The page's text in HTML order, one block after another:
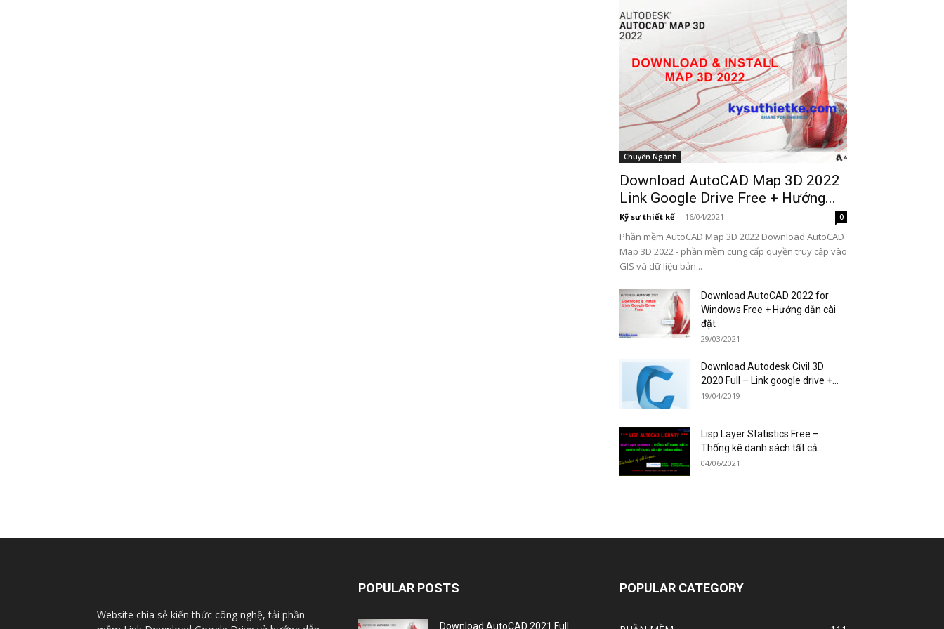
Chuyên Ngành
Download AutoCAD Map 3D 2022
Link Google Drive Free + Hướng...
Kỹ sư thiết kế - 16/04/2021 0
Phần mềm AutoCAD Map 3D 2022 Download AutoCAD
Map 3D 2022 - phần mềm cung cấp quyền truy cập vào
GIS và dữ liệu bản...
Download AutoCAD 2022 for
Windows Free + Hướng dẫn cài
đặt
29/03/2021
Download Autodesk Civil 3D
2020 Full – Link google drive +...
19/04/2019
Lisp Layer Statistics Free –
Thống kê danh sách tất cả...
04/06/2021
Website chia sẻ kiến thức công nghệ, tải phần
POPULAR POSTS
Download AutoCAD 2021 Full
POPULAR CATEGORY